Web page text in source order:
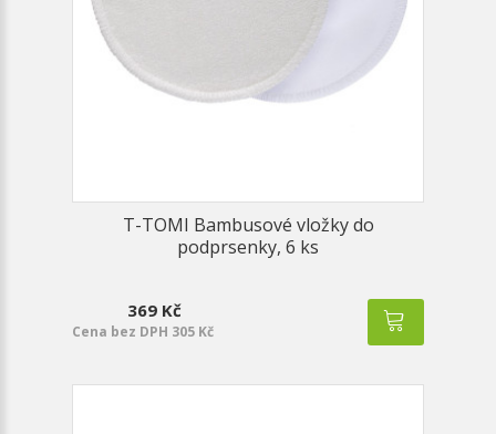
T-TOMI Bambusové vložky do
podprsenky, 6 ks
369 Kč
Cena bez DPH 305 Kč